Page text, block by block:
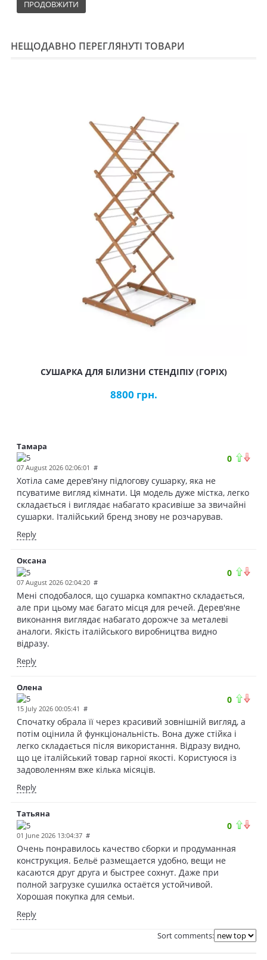
ПРОДОВЖИТИ
НЕЩОДАВНО ПЕРЕГЛЯНУТІ ТОВАРИ
СУШАРКА ДЛЯ БІЛИЗНИ СТЕНДІПІУ (ГОРІХ)
8800 грн.
Тамара
0
07 August 2026 02:06:01 #
Хотіла саме дерев'яну підлогову сушарку, яка не
псуватиме вигляд кімнати. Ця модель дуже містка, легко
складається і виглядає набагато красивіше за звичайні
сушарки. Італійський бренд знову не розчарував.
Reply
Оксана
0
07 August 2026 02:04:20 #
Мені сподобалося, що сушарка компактно складається,
але при цьому має багато місця для речей. Дерев'яне
виконання виглядає набагато дорожче за металеві
аналоги. Якість італійського виробництва видно
відразу.
Reply
Олена
0
15 July 2026 00:05:41 #
Спочатку обрала її через красивий зовнішній вигляд, а
потім оцінила й функціональність. Вона дуже стійка і
легко складається після використання. Відразу видно,
що це італійський товар гарної якості. Користуюся із
задоволенням вже кілька місяців.
Reply
Татьяна
0
01 June 2026 13:04:37 #
Очень понравилось качество сборки и продуманная
конструкция. Бельё размещается удобно, вещи не
касаются друг друга и быстрее сохнут. Даже при
полной загрузке сушилка остаётся устойчивой.
Хорошая покупка для семьи.
Reply
Sort comments: